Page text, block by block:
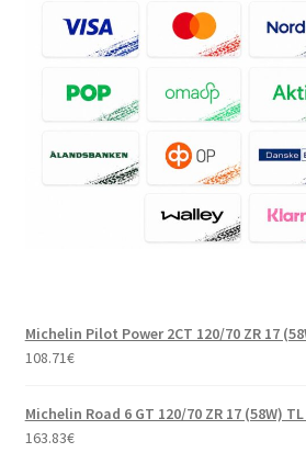
Michelin Pilot Power 2CT 120/70 ZR 17
108.71€
Michelin Road 6 GT 120/70 ZR 17 (58W)
163.83€